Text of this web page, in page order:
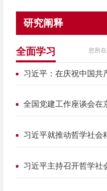
研究阐释
您所在
全面学习
习近平：在庆祝中国共
大会上的讲话
全国党建工作座谈会在
习近平就推动哲学社会
作出重要指示
习近平主持召开哲学社
会强调 结合中国特色